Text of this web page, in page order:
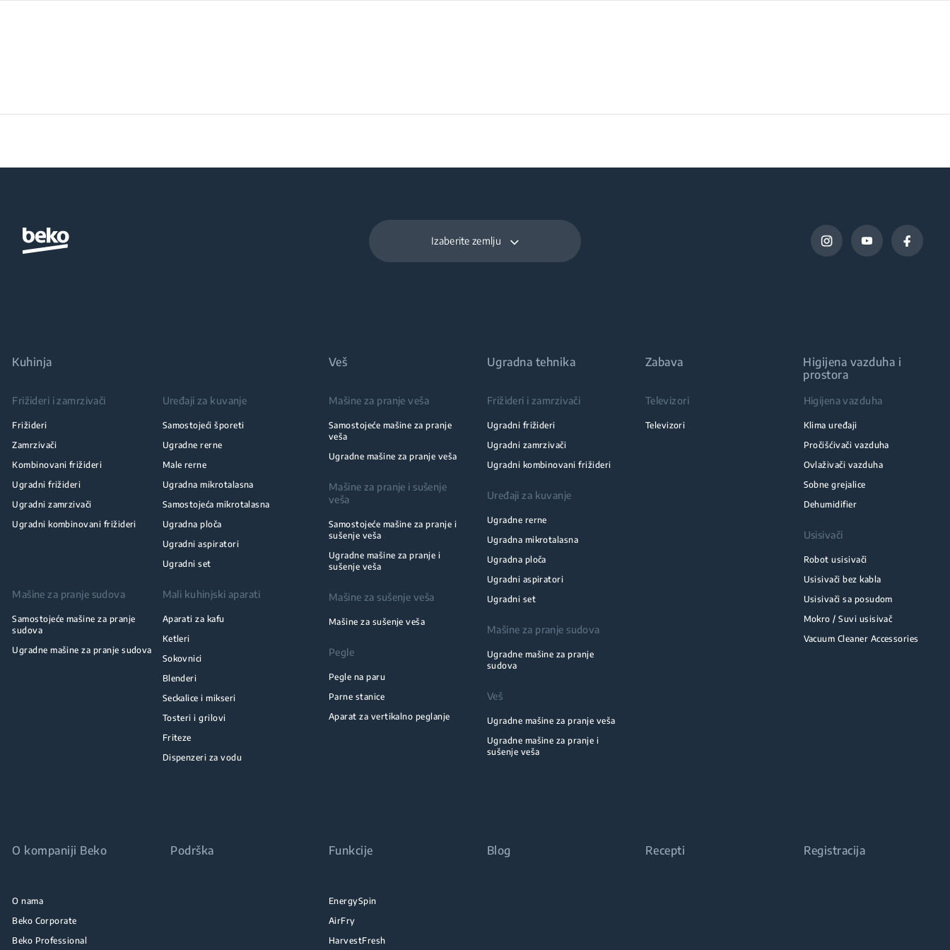
Izaberite zemlju
Kuhinja
Frižideri i zamrzivači
Frižideri
Zamrzivači
Kombinovani frižideri
Ugradni frižideri
Ugradni zamrzivači
Ugradni kombinovani frižideri
Uređaji za kuvanje
Samostojeći šporeti
Ugradne rerne
Male rerne
Ugradna mikrotalasna
Samostojeća mikrotalasna
Ugradna ploča
Ugradni aspiratori
Ugradni set
Mašine za pranje sudova
Samostojeće mašine za pranje
sudova
Ugradne mašine za pranje sudova
Mali kuhinjski aparati
Aparati za kafu
Ketleri
Sokovnici
Blenderi
Seckalice i mikseri
Tosteri i grilovi
Friteze
Dispenzeri za vodu
Veš
Mašine za pranje veša
Samostojeće mašine za pranje
veša
Ugradne mašine za pranje veša
Mašine za pranje i sušenje
veša
Samostojeće mašine za pranje i
sušenje veša
Ugradne mašine za pranje i
sušenje veša
Mašine za sušenje veša
Mašine za sušenje veša
Pegle
Pegle na paru
Parne stanice
Aparat za vertikalno peglanje
Ugradna tehnika
Frižideri i zamrzivači
Ugradni frižideri
Ugradni zamrzivači
Ugradni kombinovani frižideri
Uređaji za kuvanje
Ugradne rerne
Ugradna mikrotalasna
Ugradna ploča
Ugradni aspiratori
Ugradni set
Mašine za pranje sudova
Ugradne mašine za pranje
sudova
Veš
Ugradne mašine za pranje veša
Ugradne mašine za pranje i
sušenje veša
Zabava
Televizori
Televizori
Higijena vazduha i
prostora
Higijena vazduha
Klima uređaji
Pročišćivači vazduha
Ovlaživači vazduha
Sobne grejalice
Dehumidifier
Usisivači
Robot usisivači
Usisivači bez kabla
Usisivači sa posudom
Mokro / Suvi usisivač
Vacuum Cleaner Accessories
O kompaniji Beko
O nama
Beko Corporate
Beko Professional
Podrška Funkcije
EnergySpin
AirFry
HarvestFresh
Blog Recepti Registracija